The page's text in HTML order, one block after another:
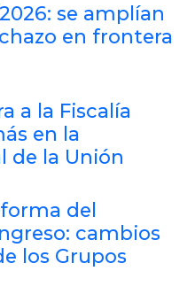
se amplían
en frontera
a la Fiscalía
en la
de la Unión
del
cambios
los Grupos